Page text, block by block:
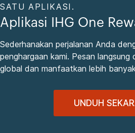
SATU APLIKASI.
Aplikasi IHG One
Sederhanakan perjalanan Anda
penghargaan kami. Pesan
global dan manfaatkan lebih
UNDUH